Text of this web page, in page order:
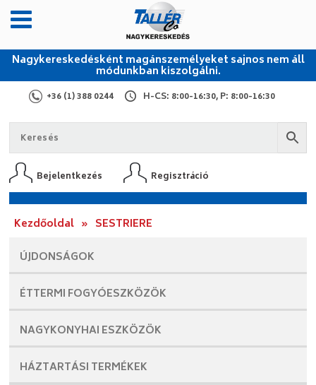
Nagykereskedésként magánszemélyeket sajnos nem áll
módunkban kiszolgálni.
+36 (1) 388 0244 H-CS: 8:00-16:30, P: 8:00-16:30
Bejelentkezés Regisztráció
Kezdőoldal » SESTRIERE
ÚJDONSÁGOK
ÉTTERMI FOGYÓESZKÖZÖK
NAGYKONYHAI ESZKÖZÖK
HÁZTARTÁSI TERMÉKEK